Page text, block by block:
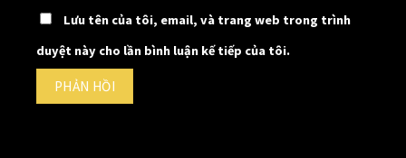
Lưu tên của tôi, email, và trang web trong trình
duyệt này cho lần bình luận kế tiếp của tôi.